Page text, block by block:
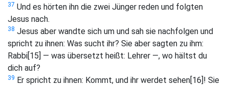
37 Und es hörten ihn die zwei Jünger reden und folgten
Jesus nach.
38 Jesus aber wandte sich um und sah sie nachfolgen und
spricht zu ihnen: Was sucht ihr? Sie aber sagten zu ihm:
Rabbi[15] — was übersetzt heißt: Lehrer —, wo hältst du
dich auf?
39 Er spricht zu ihnen: Kommt, und ihr werdet sehen[16]! Sie